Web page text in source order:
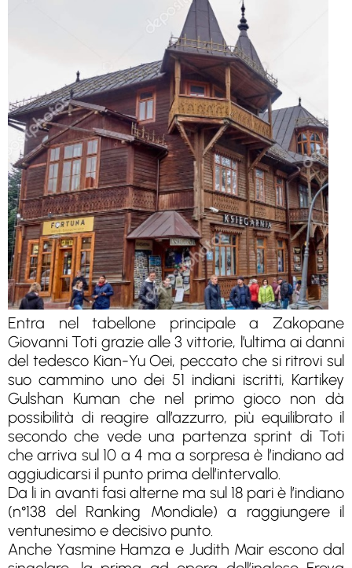
Entra nel tabellone principale a Zakopane
Giovanni Toti grazie alle 3 vittorie, l’ultima ai danni
del tedesco Kian-Yu Oei, peccato che si ritrovi sul
suo cammino uno dei 51 indiani iscritti, Kartikey
Gulshan Kuman che nel primo gioco non dà
possibilità di reagire all’azzurro, più equilibrato il
secondo che vede una partenza sprint di Toti
che arriva sul 10 a 4 ma a sorpresa è l’indiano ad
aggiudicarsi il punto prima dell’intervallo.
Da li in avanti fasi alterne ma sul 18 pari è l’indiano
(n°138 del Ranking Mondiale) a raggiungere il
ventunesimo e decisivo punto.
Anche Yasmine Hamza e Judith Mair escono dal